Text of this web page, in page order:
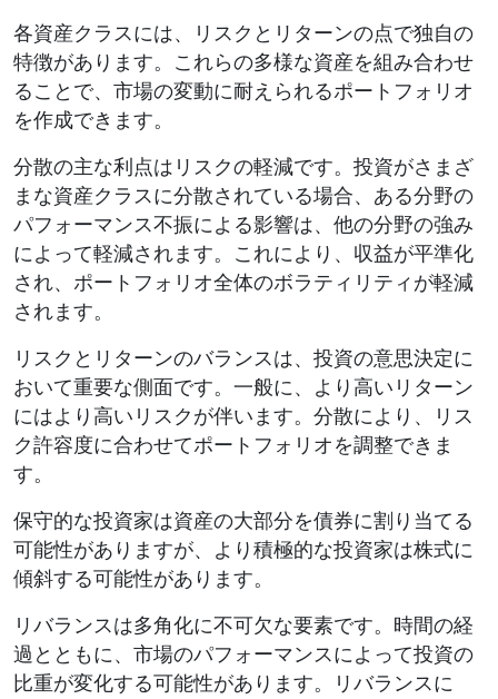
各資産クラスには、リスクとリターンの点で独自の
特徴があります。これらの多様な資産を組み合わせ
ることで、市場の変動に耐えられるポートフォリオ
を作成できます。
分散の主な利点はリスクの軽減です。投資がさまざ
まな資産クラスに分散されている場合、ある分野の
パフォーマンス不振による影響は、他の分野の強み
によって軽減されます。これにより、収益が平準化
され、ポートフォリオ全体のボラティリティが軽減
されます。
リスクとリターンのバランスは、投資の意思決定に
おいて重要な側面です。一般に、より高いリターン
にはより高いリスクが伴います。分散により、リス
ク許容度に合わせてポートフォリオを調整できま
す。
保守的な投資家は資産の大部分を債券に割り当てる
可能性がありますが、より積極的な投資家は株式に
傾斜する可能性があります。
リバランスは多角化に不可欠な要素です。時間の経
過とともに、市場のパフォーマンスによって投資の
比重が変化する可能性があります。リバランスに